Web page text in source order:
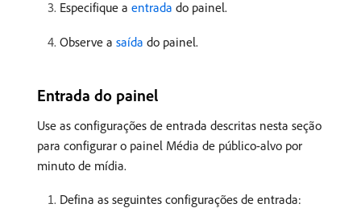
Especifique a entrada do painel.
Observe a saída do painel.
Entrada do painel
Use as configurações de entrada descritas nesta seção
para configurar o painel Média de público-alvo por
minuto de mídia.
Defina as seguintes configurações de entrada: